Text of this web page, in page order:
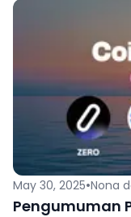
May 30, 2025•Nona
Pengumuman